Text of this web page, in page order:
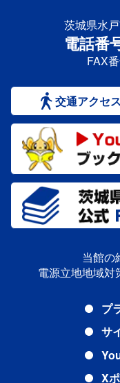
茨城県水
電話番
FAX
交通アクセス
当館の
電源立地地域対
プ
サ
X